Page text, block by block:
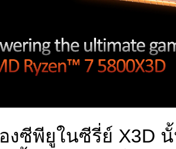
งซีพียูในซีรี่ย์ X3D